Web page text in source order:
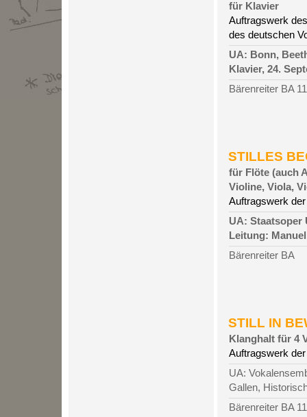
für Klavier
Auftragswerk
des deutschen
UA: Bonn,
Klavier, 24.
Bärenreiter BA
STILLES
für Flöte (auch
Violine, Viola,
Auftragswerk
UA: Staatsoper
Leitung:
Bärenreiter BA
STILL IN
Klanghalt für 4
Auftragswerk
UA:
Gallen,
Bärenreiter BA